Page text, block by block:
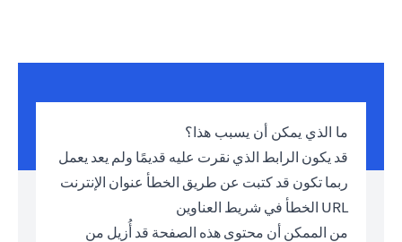
ما الذي يمكن أن يسبب هذا؟
قد يكون الرابط الذي نقرت عليه قديمًا ولم يعد يعمل
ربما تكون قد كتبت عن طريق الخطأ عنوان الإنترنت
URL الخطأ في شريط العناوين
من الممكن أن محتوى هذه الصفحة قد أُزيل من